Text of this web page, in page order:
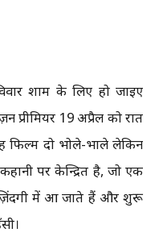
शाम के लिए हो जाइए
प्रीमियर 19 अप्रैल को रात
फिल्म दो भोले-भाले लेकिन
पर केन्द्रित है, जो एक
में आ जाते हैं और शुरू